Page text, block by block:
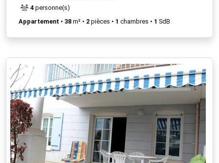
4 personne(s)
Appartement • 38 m² • 2 pièces • 1 chambres • 1 SdB